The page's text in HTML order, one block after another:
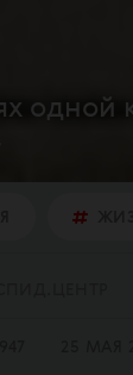
одной